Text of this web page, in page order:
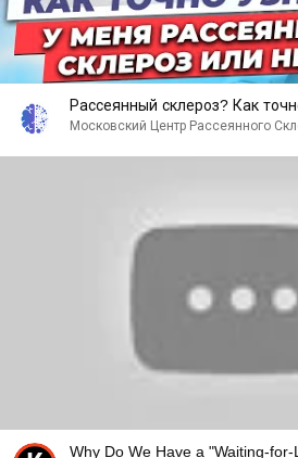
Рассеянный склероз? Как
Московский Центр Рассеянного
Why Do We Have a "Waiting-